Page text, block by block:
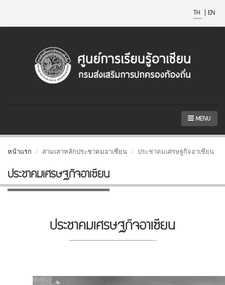
TH | EN
MENU
หน้าแรก สามเสาหลักประชาคมอาเซียน ประชาคมเศรษฐกิจอาเซียน
ประชาคมเศรษฐกิจอาเซียน
ประชาคมเศรษฐกิจอาเซียน